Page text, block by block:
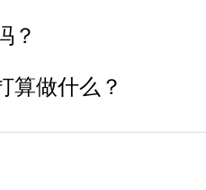
？
算做什么？